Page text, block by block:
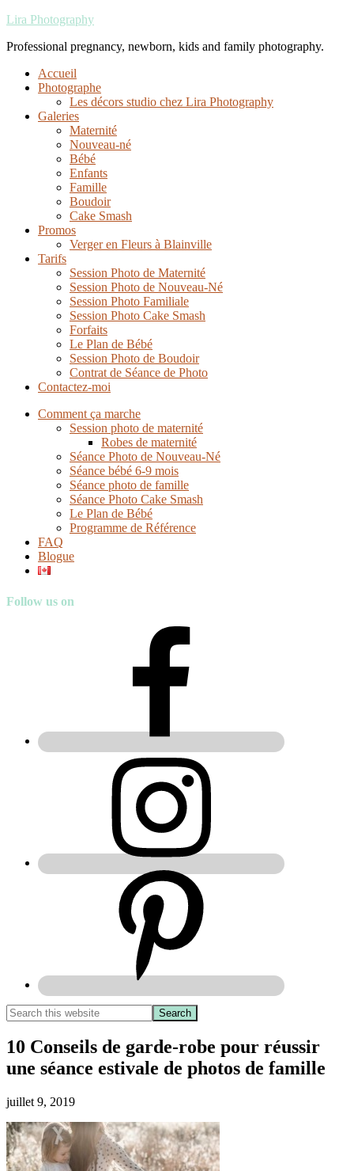
Lira Photography
Professional pregnancy, newborn, kids and family photography.
Accueil
Photographe
Les décors studio chez Lira Photography
Galeries
Maternité
Nouveau-né
Bébé
Enfants
Famille
Boudoir
Cake Smash
Promos
Verger en Fleurs à Blainville
Tarifs
Session Photo de Maternité
Session Photo de Nouveau-Né
Session Photo Familiale
Session Photo Cake Smash
Forfaits
Le Plan de Bébé
Session Photo de Boudoir
Contrat de Séance de Photo
Contactez-moi
Comment ça marche
Session photo de maternité
Robes de maternité
Séance Photo de Nouveau-Né
Séance bébé 6-9 mois
Séance photo de famille
Séance Photo Cake Smash
Le Plan de Bébé
Programme de Référence
FAQ
Blogue
Follow us on
10 Conseils de garde-robe pour réussir
une séance estivale de photos de famille
juillet 9, 2019